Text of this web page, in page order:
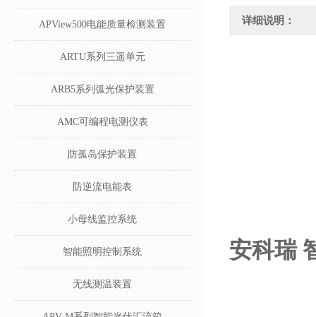
APView500电能质量检测装置
ARTU系列三遥单元
ARB5系列弧光保护装置
AMC可编程电测仪表
防孤岛保护装置
防逆流电能表
小母线监控系统
智能照明控制系统
无线测温装置
详细说明：
安科瑞